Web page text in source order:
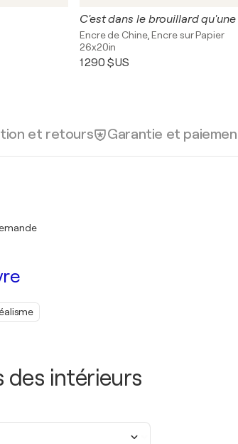
des intérieurs
Encre de Chine, Encre sur Papier
26x20in
1 290 $US
et retours Garantie et